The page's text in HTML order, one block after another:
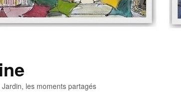
les moments partagés